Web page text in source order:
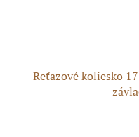
Reťazové koliesko